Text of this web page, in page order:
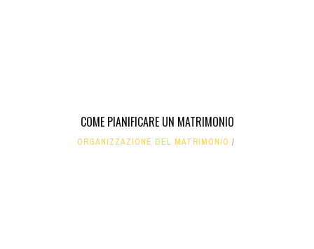
COME PIANIFICARE UN MATRIMONIO
ORGANIZZAZIONE DEL MATRIMONIO